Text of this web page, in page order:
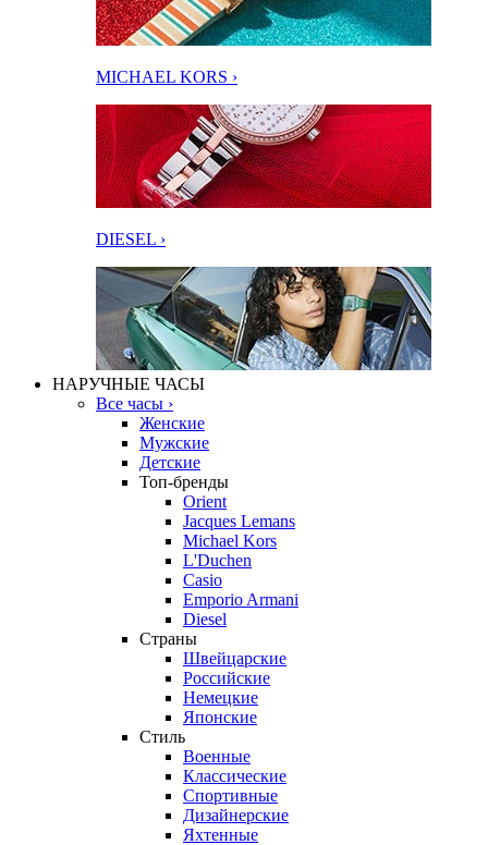
MICHAEL KORS ›
DIESEL ›
НАРУЧНЫЕ ЧАСЫ
Все часы ›
Женские
Мужские
Детские
Топ-бренды
Orient
Jacques Lemans
Michael Kors
L'Duchen
Casio
Emporio Armani
Diesel
Страны
Швейцарские
Российские
Немецкие
Японские
Стиль
Военные
Классические
Спортивные
Дизайнерские
Яхтенные